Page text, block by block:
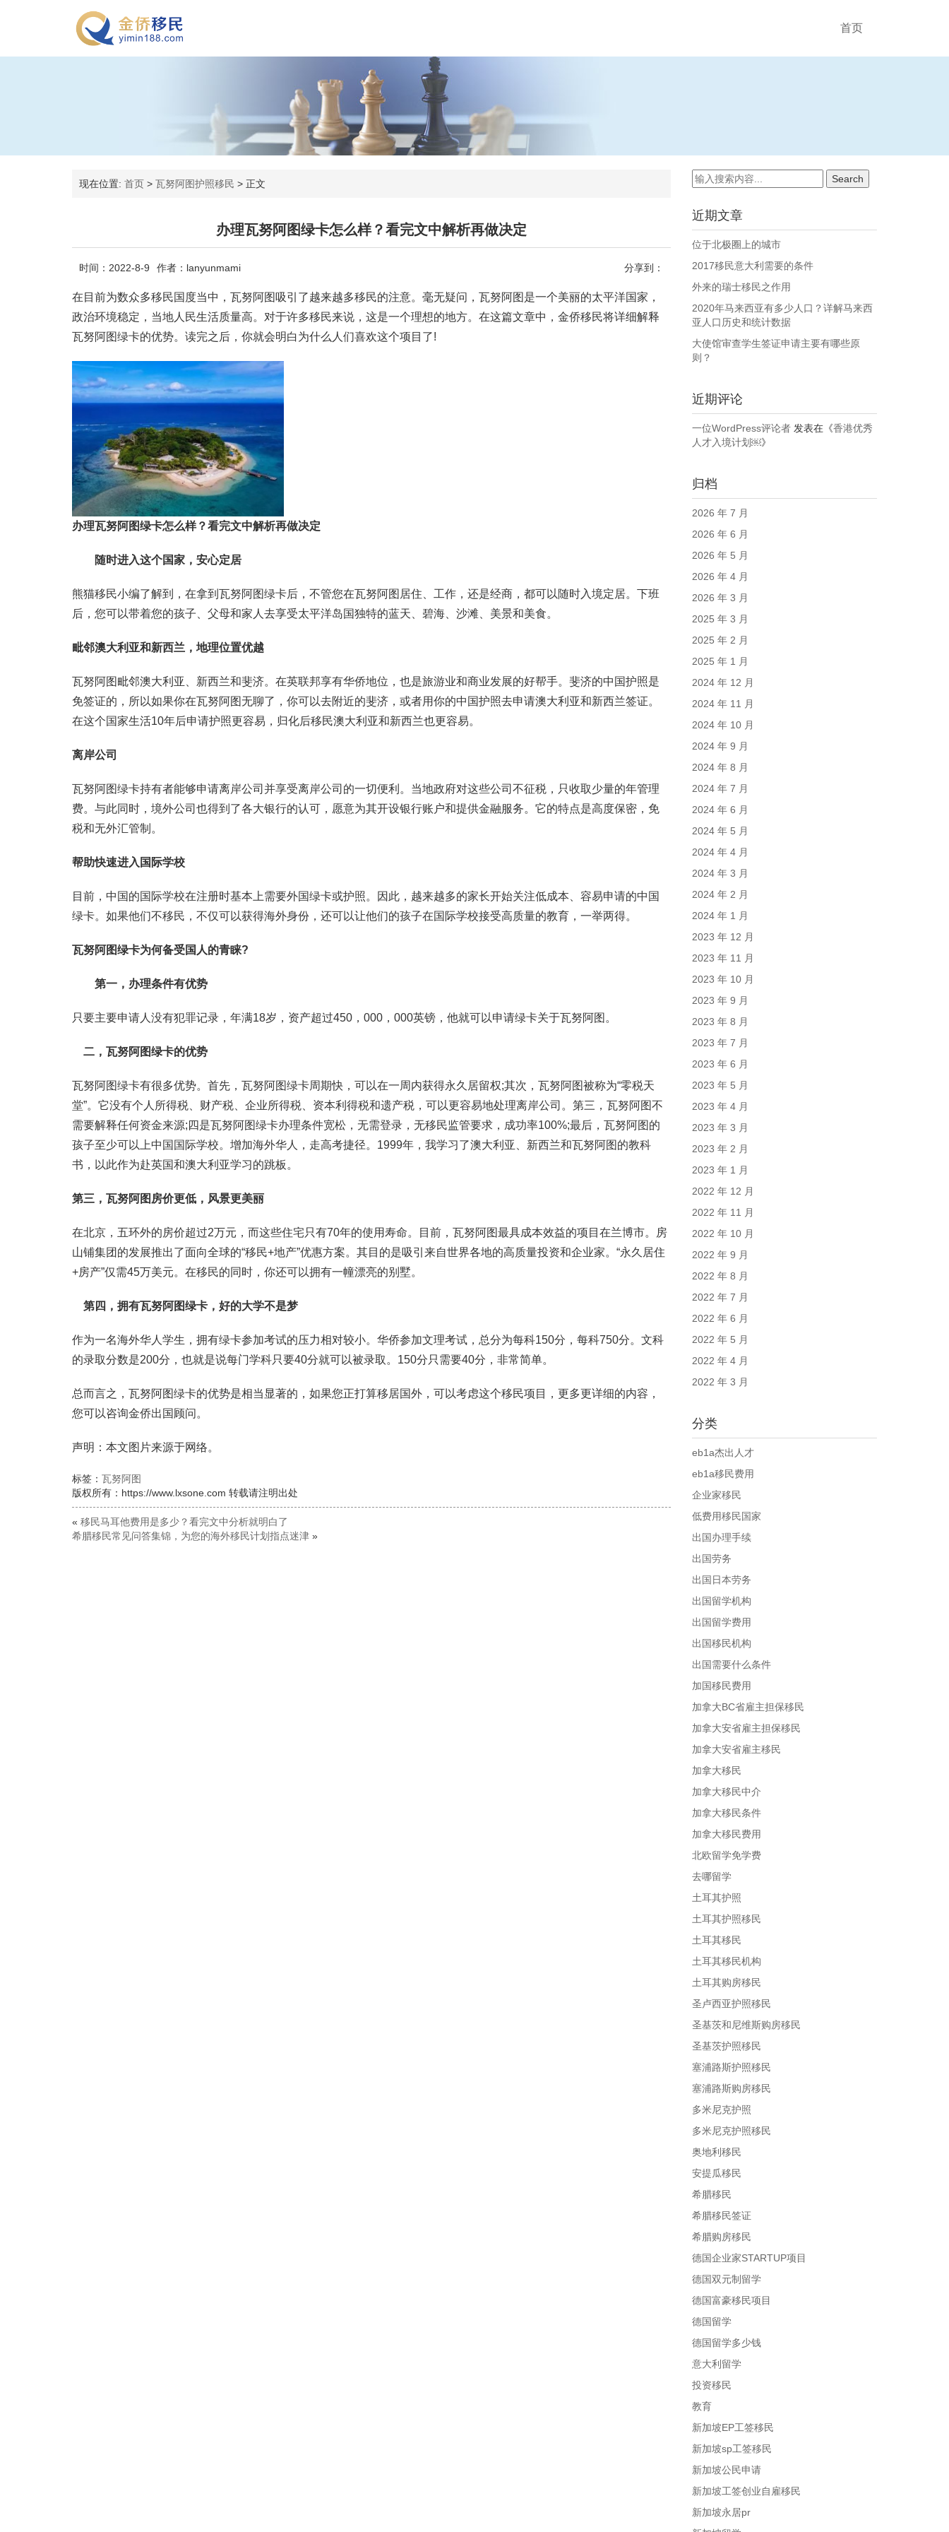
首页
现在位置: 首页 > 瓦努阿图护照移民 > 正文
办理瓦努阿图绿卡怎么样？看完文中解析再做决定
时间：2022-8-9 作者：lanyunmami 分享到：
在目前为数众多移民国度当中，瓦努阿图吸引了越来越多移民的注意。毫无疑问，瓦努阿图是一个美丽的太平洋国家，
政治环境稳定，当地人民生活质量高。对于许多移民来说，这是一个理想的地方。在这篇文章中，金侨移民将详细解释
瓦努阿图绿卡的优势。读完之后，你就会明白为什么人们喜欢这个项目了!
办理瓦努阿图绿卡怎么样？看完文中解析再做决定
随时进入这个国家，安心定居
熊猫移民小编了解到，在拿到瓦努阿图绿卡后，不管您在瓦努阿图居住、工作，还是经商，都可以随时入境定居。下班
后，您可以带着您的孩子、父母和家人去享受太平洋岛国独特的蓝天、碧海、沙滩、美景和美食。
毗邻澳大利亚和新西兰，地理位置优越
瓦努阿图毗邻澳大利亚、新西兰和斐济。在英联邦享有华侨地位，也是旅游业和商业发展的好帮手。斐济的中国护照是
免签证的，所以如果你在瓦努阿图无聊了，你可以去附近的斐济，或者用你的中国护照去申请澳大利亚和新西兰签证。
在这个国家生活10年后申请护照更容易，归化后移民澳大利亚和新西兰也更容易。
离岸公司
瓦努阿图绿卡持有者能够申请离岸公司并享受离岸公司的一切便利。当地政府对这些公司不征税，只收取少量的年管理
费。与此同时，境外公司也得到了各大银行的认可，愿意为其开设银行账户和提供金融服务。它的特点是高度保密，免
税和无外汇管制。
帮助快速进入国际学校
目前，中国的国际学校在注册时基本上需要外国绿卡或护照。因此，越来越多的家长开始关注低成本、容易申请的中国
绿卡。如果他们不移民，不仅可以获得海外身份，还可以让他们的孩子在国际学校接受高质量的教育，一举两得。
瓦努阿图绿卡为何备受国人的青睐?
第一，办理条件有优势
只要主要申请人没有犯罪记录，年满18岁，资产超过450，000，000英镑，他就可以申请绿卡关于瓦努阿图。
二，瓦努阿图绿卡的优势
瓦努阿图绿卡有很多优势。首先，瓦努阿图绿卡周期快，可以在一周内获得永久居留权;其次，瓦努阿图被称为“零税天
堂”。它没有个人所得税、财产税、企业所得税、资本利得税和遗产税，可以更容易地处理离岸公司。第三，瓦努阿图不
需要解释任何资金来源;四是瓦努阿图绿卡办理条件宽松，无需登录，无移民监管要求，成功率100%;最后，瓦努阿图的
孩子至少可以上中国国际学校。增加海外华人，走高考捷径。1999年，我学习了澳大利亚、新西兰和瓦努阿图的教科
书，以此作为赴英国和澳大利亚学习的跳板。
第三，瓦努阿图房价更低，风景更美丽
在北京，五环外的房价超过2万元，而这些住宅只有70年的使用寿命。目前，瓦努阿图最具成本效益的项目在兰博市。房
山铺集团的发展推出了面向全球的“移民+地产”优惠方案。其目的是吸引来自世界各地的高质量投资和企业家。“永久居住
+房产”仅需45万美元。在移民的同时，你还可以拥有一幢漂亮的别墅。
第四，拥有瓦努阿图绿卡，好的大学不是梦
作为一名海外华人学生，拥有绿卡参加考试的压力相对较小。华侨参加文理考试，总分为每科150分，每科750分。文科
的录取分数是200分，也就是说每门学科只要40分就可以被录取。150分只需要40分，非常简单。
总而言之，瓦努阿图绿卡的优势是相当显著的，如果您正打算移居国外，可以考虑这个移民项目，更多更详细的内容，
您可以咨询金侨出国顾问。
声明：本文图片来源于网络。
标签： 瓦努阿图
版权所有：https://www.lxsone.com 转载请注明出处
« 移民马耳他费用是多少？看完文中分析就明白了
希腊移民常见问答集锦，为您的海外移民计划指点迷津 »
近期文章
位于北极圈上的城市
2017移民意大利需要的条件
外来的瑞士移民之作用
2020年马来西亚有多少人口？详解马来西
亚人口历史和统计数据
大使馆审查学生签证申请主要有哪些原
则？
近期评论
一位WordPress评论者发表在《香港优秀
人才入境计划￼》
归档
2026 年 7 月
2026 年 6 月
2026 年 5 月
2026 年 4 月
2026 年 3 月
2025 年 3 月
2025 年 2 月
2025 年 1 月
2024 年 12 月
2024 年 11 月
2024 年 10 月
2024 年 9 月
2024 年 8 月
2024 年 7 月
2024 年 6 月
2024 年 5 月
2024 年 4 月
2024 年 3 月
2024 年 2 月
2024 年 1 月
2023 年 12 月
2023 年 11 月
2023 年 10 月
2023 年 9 月
2023 年 8 月
2023 年 7 月
2023 年 6 月
2023 年 5 月
2023 年 4 月
2023 年 3 月
2023 年 2 月
2023 年 1 月
2022 年 12 月
2022 年 11 月
2022 年 10 月
2022 年 9 月
2022 年 8 月
2022 年 7 月
2022 年 6 月
2022 年 5 月
2022 年 4 月
2022 年 3 月
分类
eb1a杰出人才
eb1a移民费用
企业家移民
低费用移民国家
出国办理手续
出国劳务
出国日本劳务
出国留学机构
出国留学费用
出国移民机构
出国需要什么条件
加国移民费用
加拿大BC省雇主担保移民
加拿大安省雇主担保移民
加拿大安省雇主移民
加拿大移民
加拿大移民中介
加拿大移民条件
加拿大移民费用
北欧留学免学费
去哪留学
土耳其护照
土耳其护照移民
土耳其移民
土耳其移民机构
土耳其购房移民
圣卢西亚护照移民
圣基茨和尼维斯购房移民
圣基茨护照移民
塞浦路斯护照移民
塞浦路斯购房移民
多米尼克护照
多米尼克护照移民
奥地利移民
安提瓜移民
希腊移民
希腊移民签证
希腊购房移民
德国企业家STARTUP项目
德国双元制留学
德国富豪移民项目
德国留学
德国留学多少钱
意大利留学
投资移民
教育
新加坡EP工签移民
新加坡sp工签移民
新加坡公民申请
新加坡工签创业自雇移民
新加坡永居pr